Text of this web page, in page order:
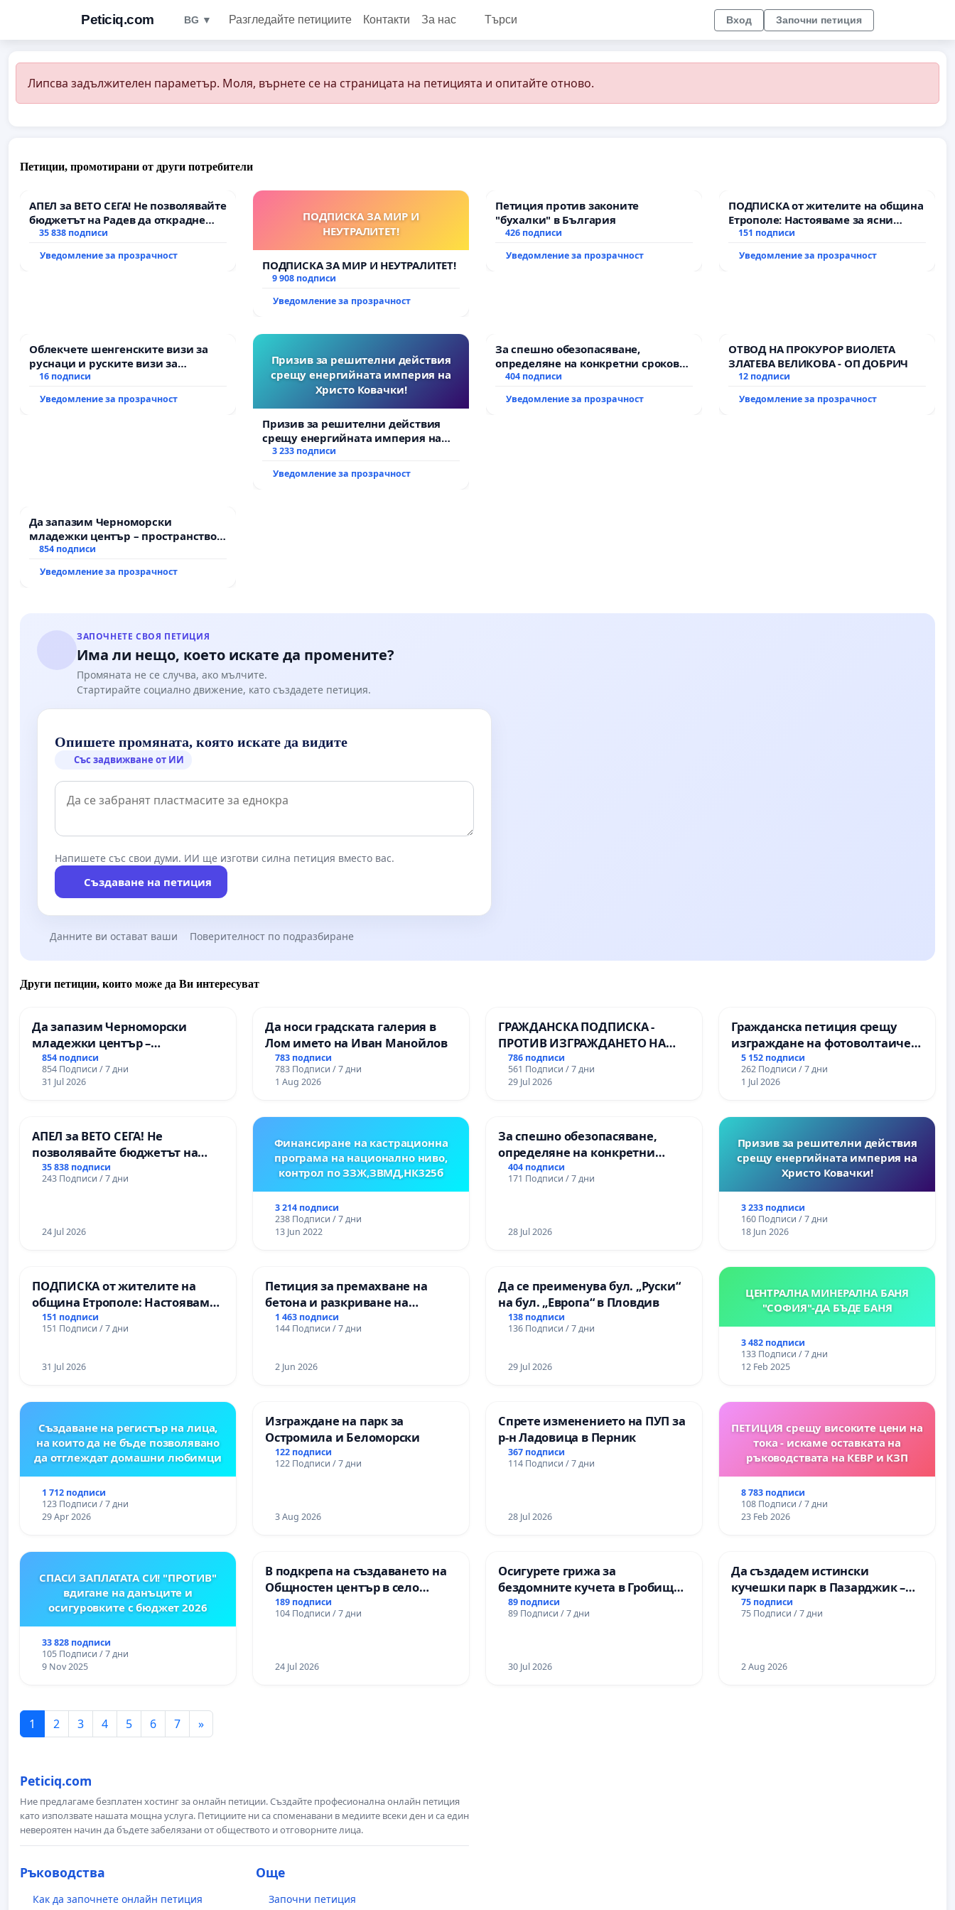
Peticiq.com BG ▼ Разгледайте петициите Контакти За нас Търси Вход Започни петиция
Липсва задължителен параметър. Моля, върнете се на страницата на петицията и опитайте отново.
Петиции, промотирани от други потребители
АПЕЛ за ВЕТО СЕГА! Не позволявайте
бюджетът на Радев да открадне
парите и правата ни в тъмното
35 838 подписи
Уведомление за прозрачност
ПОДПИСКА ЗА МИР И
НЕУТРАЛИТЕТ!
ПОДПИСКА ЗА МИР И НЕУТРАЛИТЕТ!
9 908 подписи
Уведомление за прозрачност
Петиция против законите
"бухалки" в България
426 подписи
Уведомление за прозрачност
ПОДПИСКА от жителите на община
Етрополе: Настояваме за ясни
гаранции от “Елаците-МЕД” АД и от
всички екологични норми!
151 подписи
Уведомление за прозрачност
Облекчете шенгенските визи за
руснаци и руските визи за
българи
16 подписи
Уведомление за прозрачност
Призив за решителни действия
срещу енергийната империя на
Христо Ковачки!
Призив за решителни действия
срещу енергийната империя на
Христо Ковачки!
3 233 подписи
Уведомление за прозрачност
За спешно обезопасяване,
определяне на конкретни срокове
и извършване на цялостна
републиканския път между пътен
404 подписи
Уведомление за прозрачност
ОТВОД НА ПРОКУРОР ВИОЛЕТА
ЗЛАТЕВА ВЕЛИКОВА - ОП ДОБРИЧ
12 подписи
Уведомление за прозрачност
Да запазим Черноморски
младежки център – пространство
за младите на Варна
854 подписи
Уведомление за прозрачност
ЗАПОЧНЕТЕ СВОЯ ПЕТИЦИЯ
Има ли нещо, което искате да промените?
Промяната не се случва, ако мълчите.
Стартирайте социално движение, като създадете петиция.
Опишете промяната, която искате да видите
Със задвижване от ИИ
Напишете със свои думи. ИИ ще изготви силна петиция вместо вас.
Създаване на петиция
Данните ви остават ваши Поверителност по подразбиране
Други петиции, които може да Ви интересуват
Да запазим Черноморски
младежки център –
пространство за младите на
Варна
854 подписи
854 Подписи / 7 дни
31 Jul 2026
Да носи градската галерия в
Лом името на Иван Манойлов
783 подписи
783 Подписи / 7 дни
1 Aug 2026
ГРАЖДАНСКА ПОДПИСКА -
ПРОТИВ ИЗГРАЖДАНЕТО НА
ВЪЖЕНА ЛИНИЯ (ЛИФТ) НА
ТЕРИТОРИЯТА НА ПРИРОДНА
ЗАБЕЛЕЖИТЕЛНОСТ „ХЪЛМ НА
786 подписи
561 Подписи / 7 дни
29 Jul 2026
Гражданска петиция срещу
изграждане на фотоволтаичен
парк в с.Прибой, общ. Радомир
5 152 подписи
262 Подписи / 7 дни
1 Jul 2026
АПЕЛ за ВЕТО СЕГА! Не
позволявайте бюджетът на
Радев да открадне парите и
правата ни в тъмното
35 838 подписи
243 Подписи / 7 дни
24 Jul 2026
Финансиране на кастрационна
програма на национално ниво,
контрол по ЗЗЖ,ЗВМД,НК325б
3 214 подписи
238 Подписи / 7 дни
13 Jun 2022
За спешно обезопасяване,
определяне на конкретни
срокове и извършване на
цялостна рехабилитация на
Ихтиман - с. Мирово - к.к.
404 подписи
171 Подписи / 7 дни
28 Jul 2026
Призив за решителни действия
срещу енергийната империя на
Христо Ковачки!
3 233 подписи
160 Подписи / 7 дни
18 Jun 2026
ПОДПИСКА от жителите на
община Етрополе: Настояваме
за ясни гаранции от “Елаците-
МЕД” АД и от държавата, че ще
екологични норми!
151 подписи
151 Подписи / 7 дни
31 Jul 2026
Петиция за премахване на
бетона и разкриване на
античното сърце на
Могиланската могила във
1 463 подписи
144 Подписи / 7 дни
2 Jun 2026
Да се преименува бул. „Руски“
на бул. „Европа“ в Пловдив
138 подписи
136 Подписи / 7 дни
29 Jul 2026
ЦЕНТРАЛНА МИНЕРАЛНА БАНЯ
"СОФИЯ"-ДА БЪДЕ БАНЯ
3 482 подписи
133 Подписи / 7 дни
12 Feb 2025
Създаване на регистър на лица,
на които да не бъде позволявано
да отглеждат домашни любимци
1 712 подписи
123 Подписи / 7 дни
29 Apr 2026
Изграждане на парк за
Остромила и Беломорски
122 подписи
122 Подписи / 7 дни
3 Aug 2026
Спрете изменението на ПУП за
р-н Ладовица в Перник
367 подписи
114 Подписи / 7 дни
28 Jul 2026
ПЕТИЦИЯ срещу високите цени на
тока - искаме оставката на
ръководствата на КЕВР и КЗП
8 783 подписи
108 Подписи / 7 дни
23 Feb 2026
СПАСИ ЗАПЛАТАТА СИ! "ПРОТИВ"
вдигане на данъците и
осигуровките с бюджет 2026
33 828 подписи
105 Подписи / 7 дни
9 Nov 2025
В подкрепа на създаването на
Общностен център в село
Църква
189 подписи
104 Подписи / 7 дни
24 Jul 2026
Осигурете грижа за
бездомните кучета в Гробищен
парк „Чаира“ в община Плевен
89 подписи
89 Подписи / 7 дни
30 Jul 2026
Да създадем истински
кучешки парк в Пазарджик –
място за хора и техните
любимци
75 подписи
75 Подписи / 7 дни
2 Aug 2026
1 2 3 4 5 6 7 »
Peticiq.com
Ние предлагаме безплатен хостинг за онлайн петиции. Създайте професионална онлайн петиция
като използвате нашата мощна услуга. Петициите ни са споменавани в медиите всеки ден и са един
невероятен начин да бъдете забелязани от обществото и отговорните лица.
Ръководства
Как да започнете онлайн петиция
Още
Започни петиция